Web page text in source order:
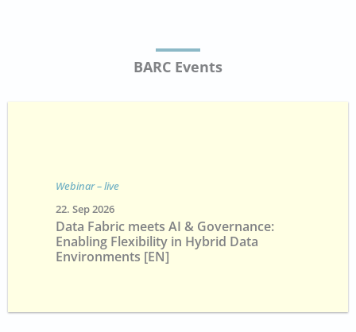
BARC Events
Webinar – live
22. Sep 2026
Data Fabric meets AI & Governance:
Enabling Flexibility in Hybrid Data
Environments [EN]